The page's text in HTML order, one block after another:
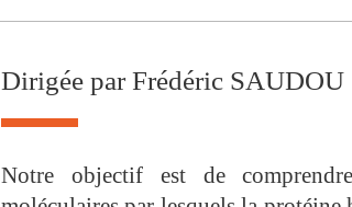
Dirigée par Frédéric SAUDOU
Notre objectif est de